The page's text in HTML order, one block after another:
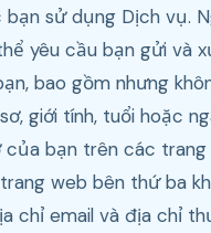
sử dụng Dịch vụ.
yêu cầu bạn gửi và
bao gồm nhưng
giới tính, tuổi hoặc
của bạn trên các
web bên thứ ba
chỉ email và địa chỉ